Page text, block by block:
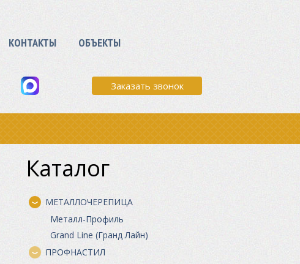
КОНТАКТЫ ОБЪЕКТЫ
Заказать звонок
Каталог
МЕТАЛЛОЧЕРЕПИЦА
Металл-Профиль
Grand Line (Гранд Лайн)
ПРОФНАСТИЛ